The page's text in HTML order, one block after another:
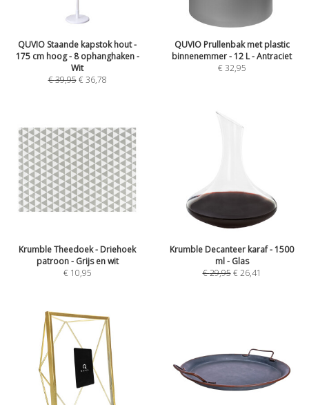
QUVIO Staande kapstok hout -
175 cm hoog - 8 ophanghaken -
Wit
€39,95 €36,78
QUVIO Prullenbak met plastic
binnenemmer - 12 L - Antraciet
€32,95
Krumble Theedoek - Driehoek
patroon - Grijs en wit
€ 10,95
Krumble Decanteer karaf - 1500
ml - Glas
€29,95 €26,41